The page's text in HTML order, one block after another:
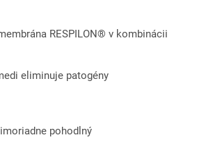
RESPILON® v kombinácii
eliminuje patogény
pohodlný